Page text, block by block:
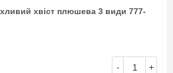
хвіст плюшева 3 види 777-
- +